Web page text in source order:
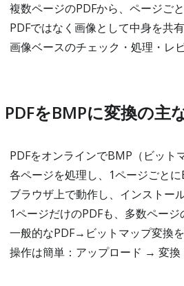
複数ページのPDFから、ページご
PDFではなく画像として中身を共
画像ベースのチェック・処理・レ
PDFをBMPに変換の主
PDFをオンラインでBMP（ビット
各ページを処理し、1ページごと
ブラウザ上で動作し、インストー
1ページだけのPDFも、多数ページ
一般的なPDF→ビットマップ変換
操作は簡単：アップロード → 変